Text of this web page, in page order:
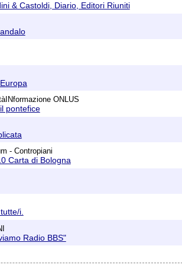
& Castoldi, Diario, Editori Riuniti
ONLUS
pontefice
- Contropiani
Carta di Bologna
i.
Radio BBS"